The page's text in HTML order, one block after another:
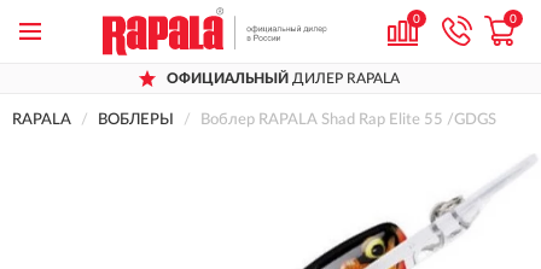
0 0
ОФИЦИАЛЬНЫЙ ДИЛЕР RAPALA
RAPALA ВОБЛЕРЫ Воблер RAPALA Shad Rap Elite 55 /GDGS